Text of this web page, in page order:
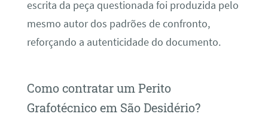
escrita da peça questionada foi produzida pelo
mesmo autor dos padrões de confronto,
reforçando a autenticidade do documento.
Como contratar um Perito
Grafotécnico em São Desidério?